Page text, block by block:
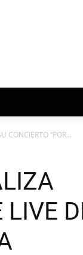
CONCIERTO “POR...